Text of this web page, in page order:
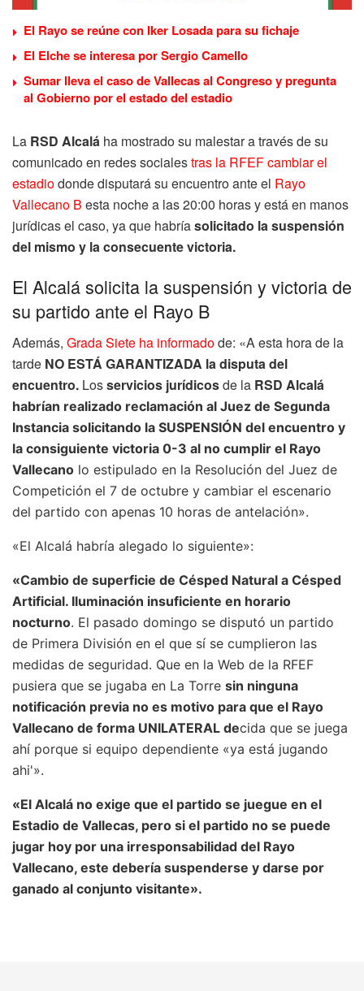
El Rayo se reúne con Iker Losada para su fichaje
El Elche se interesa por Sergio Camello
Sumar lleva el caso de Vallecas al Congreso y pregunta
al Gobierno por el estado del estadio
La RSD Alcalá ha mostrado su malestar a través de su
comunicado en redes socialestras la RFEF cambiar el
estadiodonde disputará su encuentro ante el Rayo
Vallecano B esta noche a las 20:00 horas y está en manos
jurídicas el caso, ya que habríasolicitado la suspensión
del mismo y la consecuente victoria.
El Alcalá solicita la suspensión y victoria de
su partido ante el Rayo B
Además, Grada Siete ha informadode: «A esta hora de la
tarde NO ESTÁ GARANTIZADA la disputa del
encuentro. Losservicios jurídicosde la RSD Alcalá
habrían realizado reclamación al Juez de Segunda
Instancia solicitando la SUSPENSIÓN del encuentro y
la consiguiente victoria 0-3 al no cumplir el Rayo
Vallecano lo estipulado en la Resolución del Juez de
Competición el 7 de octubre y cambiar el escenario
del partido con apenas 10 horas de antelación».
«El Alcalá habría alegado lo siguiente»:
«Cambio de superficie de Césped Natural a Césped
Artificial. Iluminación insuficiente en horario
nocturno. El pasado domingo se disputó un partido
de Primera División en el que sí se cumplieron las
medidas de seguridad. Que en la Web de la RFEF
pusiera que se jugaba en La Torre sin ninguna
notificación previa no es motivo para que el Rayo
Vallecano de forma UNILATERAL decida que se juega
ahí porque si equipo dependiente «ya está jugando
ahi'».
«El Alcalá no exige que el partido se juegue en el
Estadio de Vallecas, pero si el partido no se puede
jugar hoy por una irresponsabilidad del Rayo
Vallecano, este debería suspenderse y darse por
ganado al conjunto visitante».